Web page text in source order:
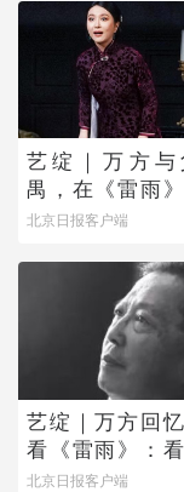
艺绽｜万方与
禺，在《雷雨
蘩漪
北京日报客户端
艺绽｜万方回
看《雷雨》：
哭，被父亲“抄”出
北京日报客户端